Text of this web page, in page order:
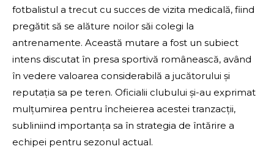
fotbalistul a trecut cu succes de vizita medicală, fiind
pregătit să se alăture noilor săi colegi la
antrenamente. Această mutare a fost un subiect
intens discutat în presa sportivă românească, având
în vedere valoarea considerabilă a jucătorului și
reputația sa pe teren. Oficialii clubului și-au exprimat
mulțumirea pentru încheierea acestei tranzacții,
subliniind importanța sa în strategia de întărire a
echipei pentru sezonul actual.